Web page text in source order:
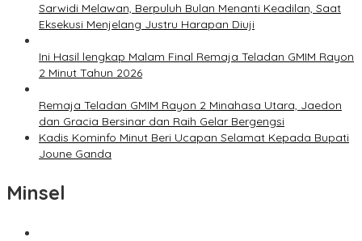
Sarwidi Melawan, Berpuluh Bulan Menanti Keadilan, Saat
Eksekusi Menjelang Justru Harapan Diuji
Ini Hasil lengkap Malam Final Remaja Teladan GMIM Rayon
2 Minut Tahun 2026
Remaja Teladan GMIM Rayon 2 Minahasa Utara, Jaedon
dan Gracia Bersinar dan Raih Gelar Bergengsi
Kadis Kominfo Minut Beri Ucapan Selamat Kepada Bupati
Joune Ganda
Minsel